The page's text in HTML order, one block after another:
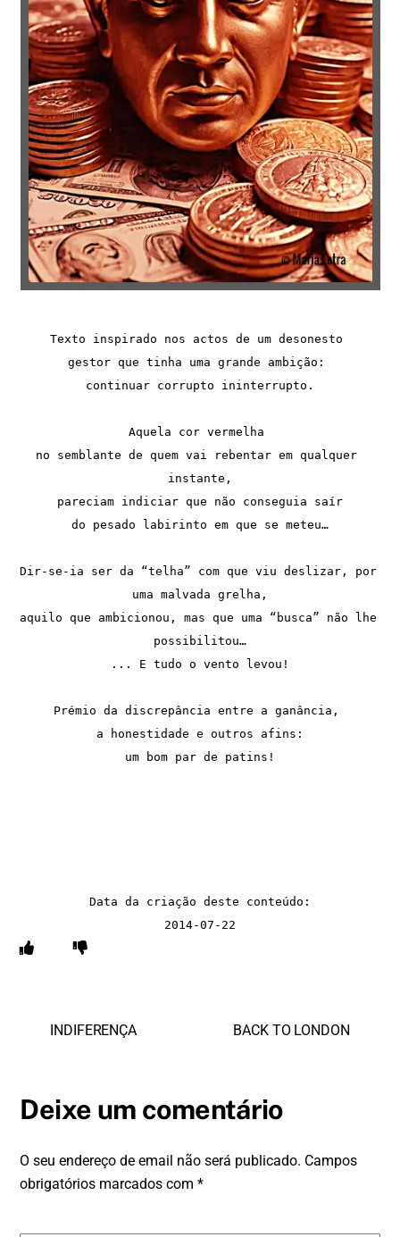
Texto inspirado nos actos de um desonesto
gestor que tinha uma grande ambição:
continuar corrupto ininterrupto.
Aquela cor vermelha
no semblante de quem vai rebentar em qualquer
instante,
pareciam indiciar que não conseguia saír
do pesado labirinto em que se meteu…
Dir-se-ia ser da “telha” com que viu deslizar, por
uma malvada grelha,
aquilo que ambicionou, mas que uma “busca” não lhe
possibilitou…
... E tudo o vento levou!
Prémio da discrepância entre a ganância,
a honestidade e outros afins:
um bom par de patins!
Data da criação deste conteúdo:
2014-07-22
INDIFERENÇA BACK TO LONDON
Deixe um comentário
O seu endereço de email não será publicado. Campos
obrigatórios marcados com*